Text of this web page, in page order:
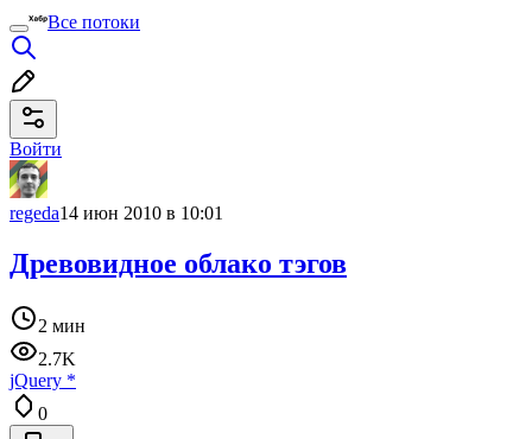
Все потоки
Войти
regeda14 июн 2010 в 10:01
Древовидное облако тэгов
2 мин
2.7K
jQuery *
0